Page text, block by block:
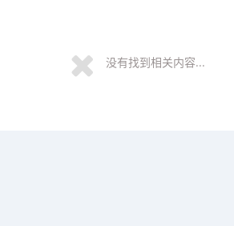
没有找到相关内容...